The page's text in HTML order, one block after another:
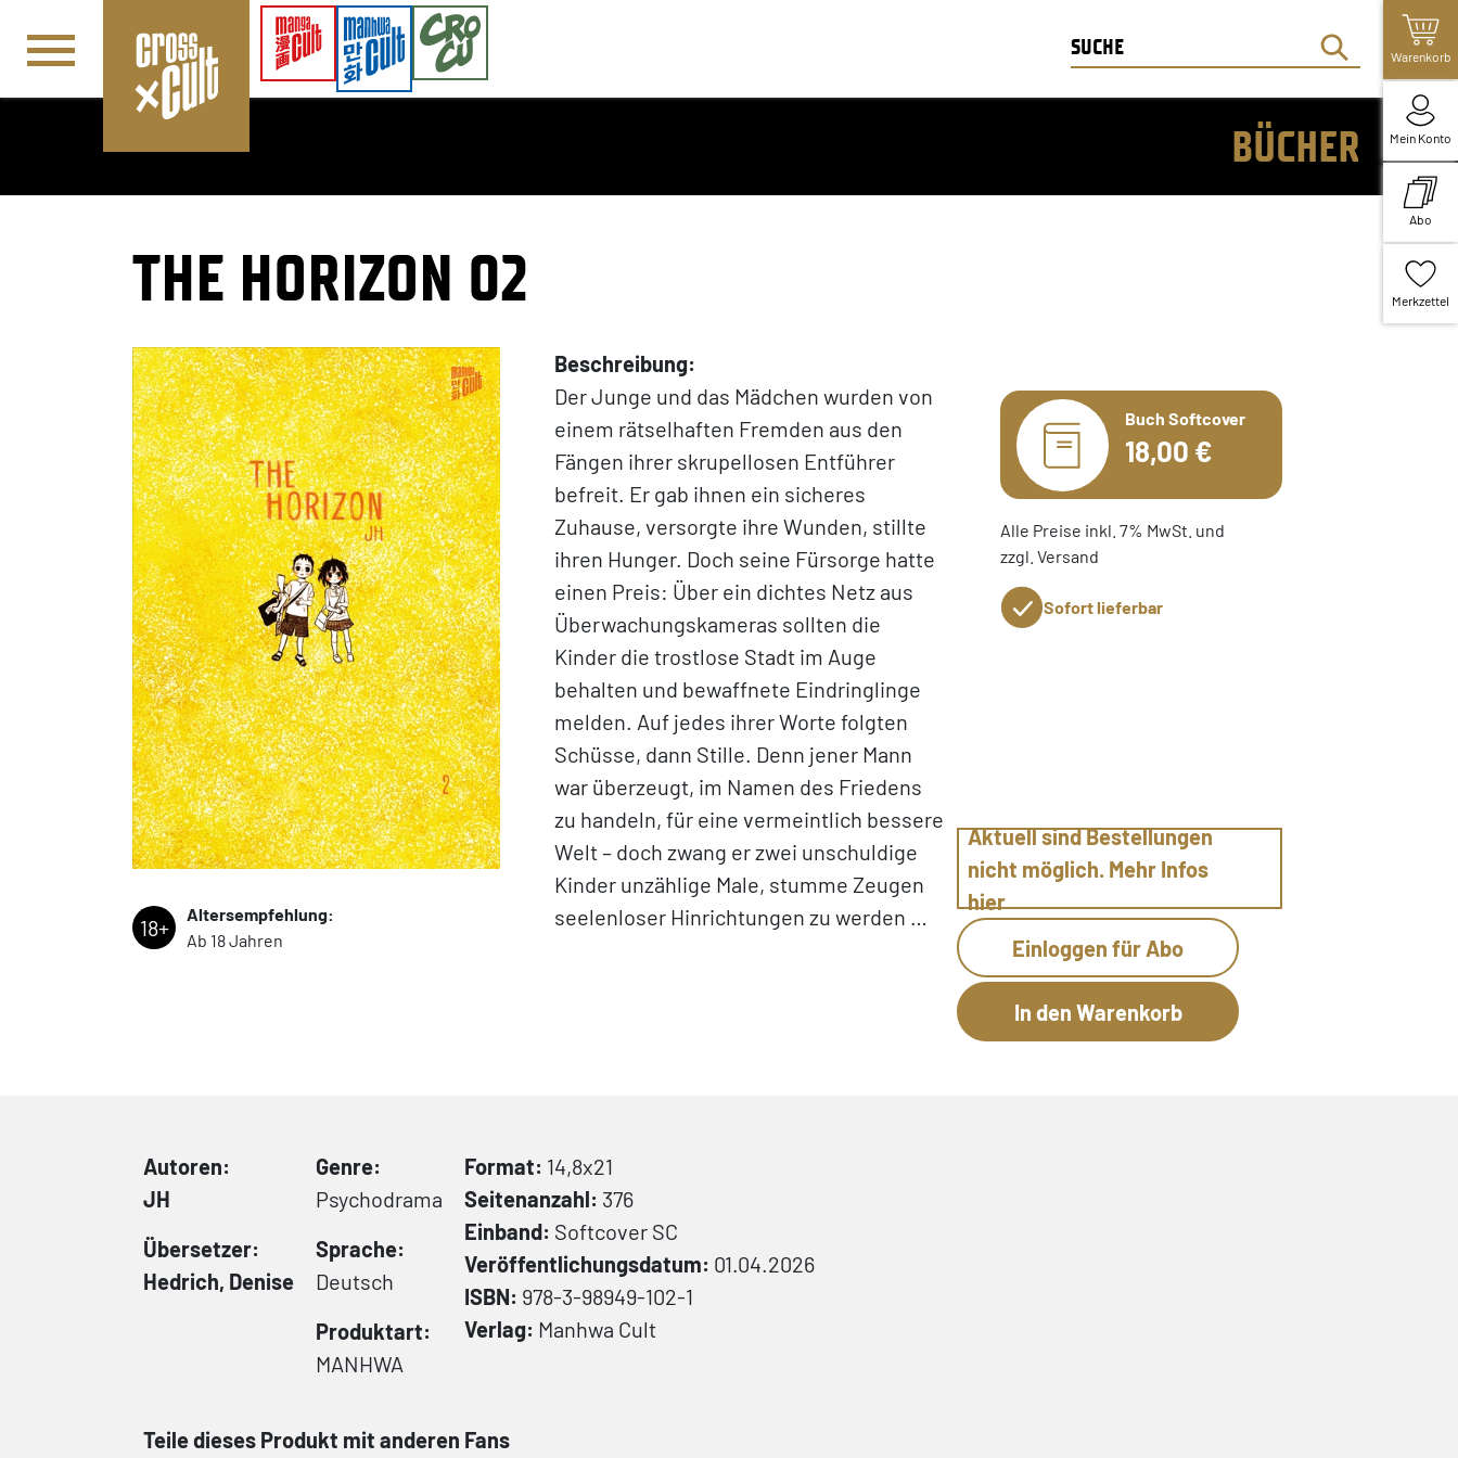
Warenkorb
Mein Konto
Abo
Merkzettel
BÜCHER
THE HORIZON 02
18+
Altersempfehlung:
Ab 18 Jahren
Beschreibung:
Der Junge und das Mädchen wurden von
einem rätselhaften Fremden aus den
Fängen ihrer skrupellosen Entführer
befreit. Er gab ihnen ein sicheres
Zuhause, versorgte ihre Wunden, stillte
ihren Hunger. Doch seine Fürsorge hatte
einen Preis: Über ein dichtes Netz aus
Überwachungskameras sollten die
Kinder die trostlose Stadt im Auge
behalten und bewaffnete Eindringlinge
melden. Auf jedes ihrer Worte folgten
Schüsse, dann Stille. Denn jener Mann
war überzeugt, im Namen des Friedens
zu handeln, für eine vermeintlich bessere
Welt – doch zwang er zwei unschuldige
Kinder unzählige Male, stumme Zeugen
seelenloser Hinrichtungen zu werden …
Buch Softcover
18,00 €
Alle Preise inkl. 7% MwSt. und
zzgl. Versand
Sofort lieferbar
Aktuell sind Bestellungen
nicht möglich. Mehr Infos
hier
Einloggen für Abo
Autoren:
JH
Übersetzer:
Hedrich, Denise
Genre:
Psychodrama
Sprache:
Deutsch
Produktart:
MANHWA
Format: 14,8x21
Seitenanzahl: 376
Einband: Softcover SC
Veröffentlichungsdatum: 01.04.2026
ISBN: 978-3-98949-102-1
Verlag: Manhwa Cult
Teile dieses Produkt mit anderen Fans